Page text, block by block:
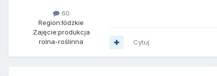
60
Region:łódzkie
Zajęcie:produkcja
rolna-roślinna
Cytuj